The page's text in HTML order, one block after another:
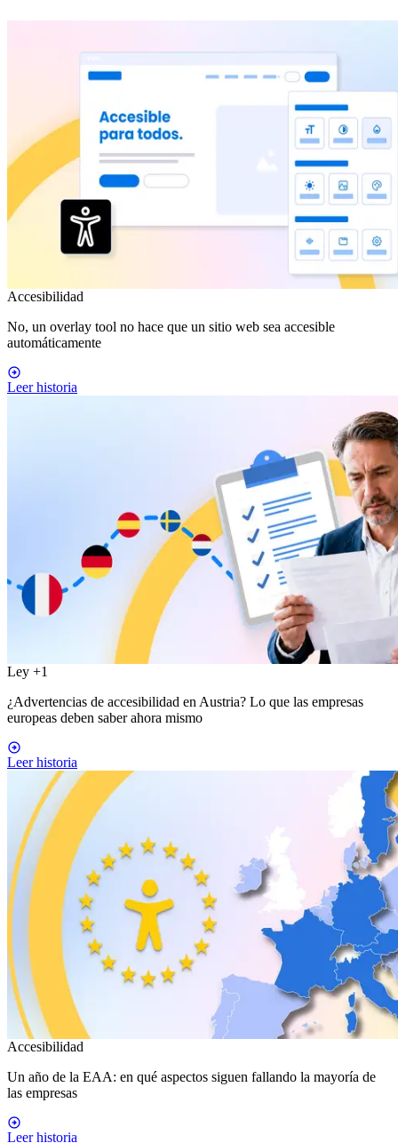
Accesibilidad
No, un overlay tool no hace que un sitio web sea accesible
automáticamente
Leer historia
Ley +1
¿Advertencias de accesibilidad en Austria? Lo que las empresas
europeas deben saber ahora mismo
Leer historia
Accesibilidad
Un año de la EAA: en qué aspectos siguen fallando la mayoría de
las empresas
Leer historia